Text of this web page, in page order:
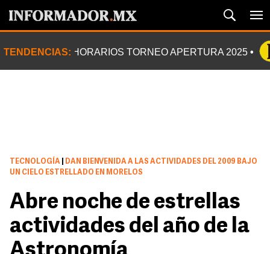
TENDENCIAS: HORARIOS TORNEO APERTURA 2025
TECNOLOGÍA
DAN BIENVENIDA A LAS ACTIVIDADES DEL 2009 BAJO
UN CIELO ESTRELLADO EN MORELOS
Abre noche de estrellas
actividades del año de la